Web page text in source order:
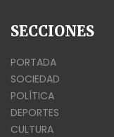
SECCIONES
PORTADA
SOCIEDAD
POLÍTICA
DEPORTES
CULTURA